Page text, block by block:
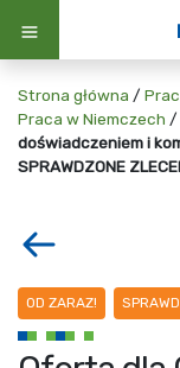
Strona główna /
Praca w Niemczech /
doświadczeniem i
SPRAWDZONE
OD ZARAZ!